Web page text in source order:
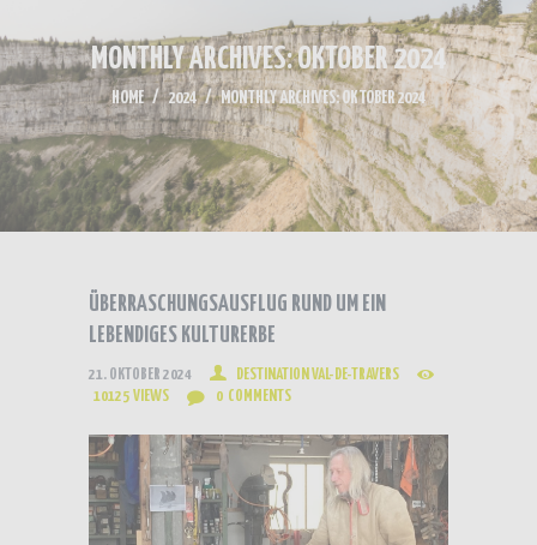
MONTHLY ARCHIVES: OKTOBER 2024
HOME 2024 MONTHLY ARCHIVES: OKTOBER 2024
ÜBERRASCHUNGSAUSFLUG RUND UM EIN
LEBENDIGES KULTURERBE
21. OKTOBER 2024
DESTINATION VAL-DE-TRAVERS
10125 VIEWS 0 COMMENTS